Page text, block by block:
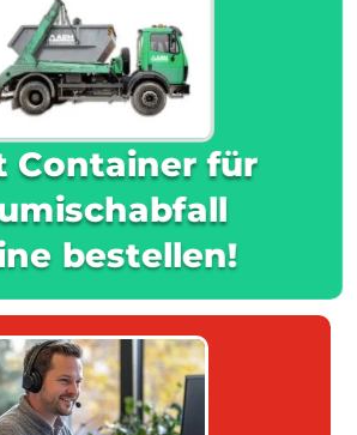
Container für
bestellen!